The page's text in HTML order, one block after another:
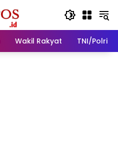
Wakil Rakyat TNI/Polri